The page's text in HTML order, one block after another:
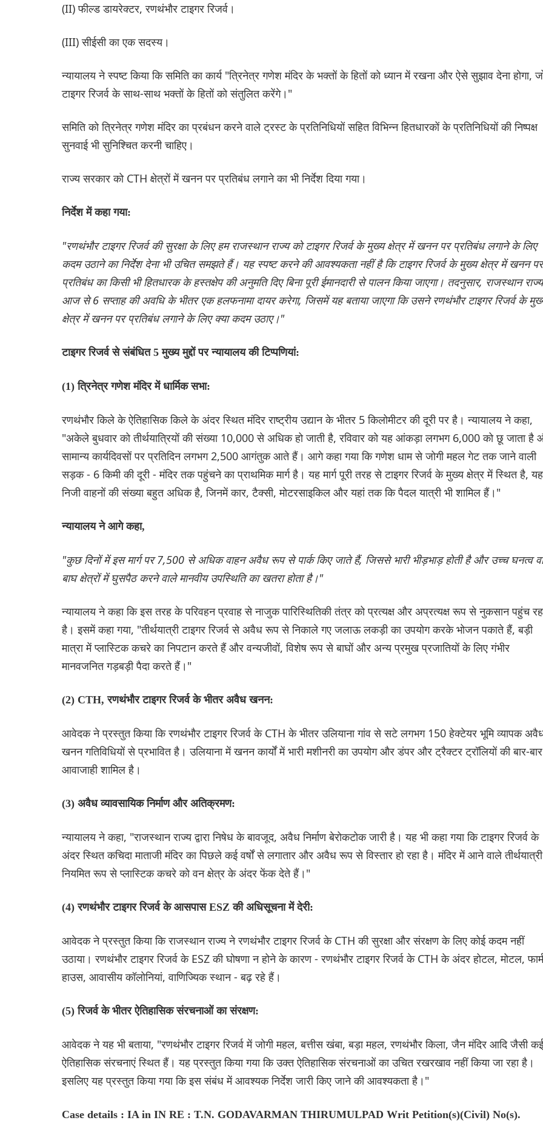
(II) फील्ड डायरेक्टर, रणथंभौर टाइगर रिजर्व।
(III) सीईसी का एक सदस्य।
न्यायालय ने स्पष्ट किया कि समिति का कार्य "त्रिनेत्र गणेश मंदिर के भक्तों के हितों को ध्यान में रखना और ऐसे सुझाव देना होगा,
टाइगर रिजर्व के साथ-साथ भक्तों के हितों को संतुलित करेंगे।"
समिति को त्रिनेत्र गणेश मंदिर का प्रबंधन करने वाले ट्रस्ट के प्रतिनिधियों सहित विभिन्न हितधारकों के प्रतिनिधियों की निष्पक्ष
सुनवाई भी सुनिश्चित करनी चाहिए।
राज्य सरकार को CTH क्षेत्रों में खनन पर प्रतिबंध लगाने का भी निर्देश दिया गया।
निर्देश में कहा गया:
"रणथंभौर टाइगर रिजर्व की सुरक्षा के लिए हम राजस्थान राज्य को टाइगर रिजर्व के मुख्य क्षेत्र में खनन पर प्रतिबंध लगाने के लिए
कदम उठाने का निर्देश देना भी उचित समझते हैं। यह स्पष्ट करने की आवश्यकता नहीं है कि टाइगर रिजर्व के मुख्य क्षेत्र में खनन पर
प्रतिबंध का किसी भी हितधारक के हस्तक्षेप की अनुमति दिए बिना पूरी ईमानदारी से पालन किया जाएगा। तदनुसार, राजस्थान राज्य
आज से 6 सप्ताह की अवधि के भीतर एक हलफनामा दायर करेगा, जिसमें यह बताया जाएगा कि उसने रणथंभौर टाइगर रिजर्व के
क्षेत्र में खनन पर प्रतिबंध लगाने के लिए क्या कदम उठाए।"
टाइगर रिजर्व से संबंधित 5 मुख्य मुद्दों पर न्यायालय की टिप्पणियां:
(1) त्रिनेत्र गणेश मंदिर में धार्मिक सभा:
रणथंभौर किले के ऐतिहासिक किले के अंदर स्थित मंदिर राष्ट्रीय उद्यान के भीतर 5 किलोमीटर की दूरी पर है। न्यायालय ने कहा,
"अकेले बुधवार को तीर्थयात्रियों की संख्या 10,000 से अधिक हो जाती है, रविवार को यह आंकड़ा लगभग 6,000 को छू जाता है
सामान्य कार्यदिवसों पर प्रतिदिन लगभग 2,500 आगंतुक आते हैं। आगे कहा गया कि गणेश धाम से जोगी महल गेट तक जाने वाली
सड़क - 6 किमी की दूरी - मंदिर तक पहुंचने का प्राथमिक मार्ग है। यह मार्ग पूरी तरह से टाइगर रिजर्व के मुख्य क्षेत्र में स्थित है,
निजी वाहनों की संख्या बहुत अधिक है, जिनमें कार, टैक्सी, मोटरसाइकिल और यहां तक कि पैदल यात्री भी शामिल हैं।"
न्यायालय ने आगे कहा,
"कुछ दिनों में इस मार्ग पर 7,500 से अधिक वाहन अवैध रूप से पार्क किए जाते हैं, जिससे भारी भीड़भाड़ होती है और उच्च घनत्व
बाघ क्षेत्रों में घुसपैठ करने वाले मानवीय उपस्थिति का खतरा होता है।"
न्यायालय ने कहा कि इस तरह के परिवहन प्रवाह से नाजुक पारिस्थितिकी तंत्र को प्रत्यक्ष और अप्रत्यक्ष रूप से नुकसान पहुंच
है। इसमें कहा गया, "तीर्थयात्री टाइगर रिजर्व से अवैध रूप से निकाले गए जलाऊ लकड़ी का उपयोग करके भोजन पकाते हैं, बड़ी
मात्रा में प्लास्टिक कचरे का निपटान करते हैं और वन्यजीवों, विशेष रूप से बाघों और अन्य प्रमुख प्रजातियों के लिए गंभीर
मानवजनित गड़बड़ी पैदा करते हैं।"
(2) CTH, रणथंभौर टाइगर रिजर्व के भीतर अवैध खनन:
आवेदक ने प्रस्तुत किया कि रणथंभौर टाइगर रिजर्व के CTH के भीतर उलियाना गांव से सटे लगभग 150 हेक्टेयर भूमि व्यापक
खनन गतिविधियों से प्रभावित है। उलियाना में खनन कार्यों में भारी मशीनरी का उपयोग और डंपर और ट्रैक्टर ट्रॉलियों की बार-बार
आवाजाही शामिल है।
(3) अवैध व्यावसायिक निर्माण और अतिक्रमण:
न्यायालय ने कहा, "राजस्थान राज्य द्वारा निषेध के बावजूद, अवैध निर्माण बेरोकटोक जारी है। यह भी कहा गया कि टाइगर रिजर्व के
अंदर स्थित कचिदा माताजी मंदिर का पिछले कई वर्षों से लगातार और अवैध रूप से विस्तार हो रहा है। मंदिर में आने वाले तीर्थयात्री
नियमित रूप से प्लास्टिक कचरे को वन क्षेत्र के अंदर फेंक देते हैं।"
(4) रणथंभौर टाइगर रिजर्व के आसपास ESZ की अधिसूचना में देरी:
आवेदक ने प्रस्तुत किया कि राजस्थान राज्य ने रणथंभौर टाइगर रिजर्व के CTH की सुरक्षा और संरक्षण के लिए कोई कदम नहीं
उठाया। रणथंभौर टाइगर रिजर्व के ESZ की घोषणा न होने के कारण - रणथंभौर टाइगर रिजर्व के CTH के अंदर होटल, मोटल, फार्म
हाउस, आवासीय कॉलोनियां, वाणिज्यिक स्थान - बढ़ रहे हैं।
(5) रिजर्व के भीतर ऐतिहासिक संरचनाओं का संरक्षण:
आवेदक ने यह भी बताया, "रणथंभौर टाइगर रिजर्व में जोगी महल, बत्तीस खंबा, बड़ा महल, रणथंभौर किला, जैन मंदिर आदि जैसी कई
ऐतिहासिक संरचनाएं स्थित हैं। यह प्रस्तुत किया गया कि उक्त ऐतिहासिक संरचनाओं का उचित रखरखाव नहीं किया जा रहा है।
इसलिए यह प्रस्तुत किया गया कि इस संबंध में आवश्यक निर्देश जारी किए जाने की आवश्यकता है।"
Case details : IA in IN RE : T.N. GODAVARMAN THIRUMULPAD Writ Petition(s)(Civil) No(s).